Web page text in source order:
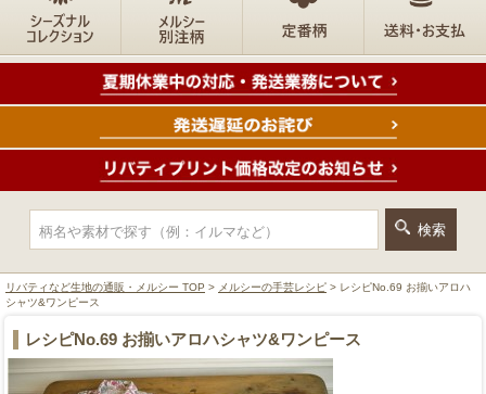
リバティなど生地の通販・メルシー TOP > メルシーの手芸レシピ > レシピNo.69 お揃いアロハ
シャツ&ワンピース
レシピNo.69 お揃いアロハシャツ&ワンピース